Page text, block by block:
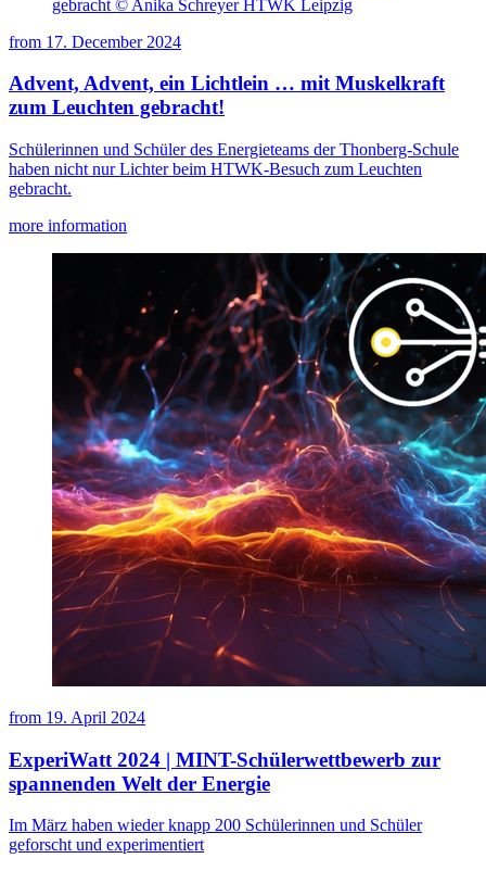
gebracht © Anika Schreyer HTWK Leipzig
from 17. December 2024
Advent, Advent, ein Lichtlein … mit Muskelkraft
zum Leuchten gebracht!
Schülerinnen und Schüler des Energieteams der Thonberg-Schule
haben nicht nur Lichter beim HTWK-Besuch zum Leuchten
gebracht.
more information
from 19. April 2024
ExperiWatt 2024 | MINT-Schülerwettbewerb zur
spannenden Welt der Energie
Im März haben wieder knapp 200 Schülerinnen und Schüler
geforscht und experimentiert